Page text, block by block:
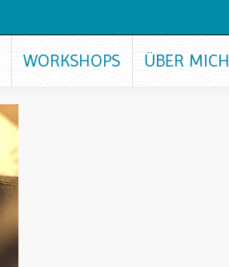
WORKSHOPS ÜBER MICH